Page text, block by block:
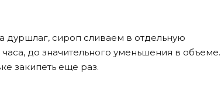
дуршлаг, сироп сливаем в отдельную
до значительного уменьшения в объеме.
закипеть еще раз.